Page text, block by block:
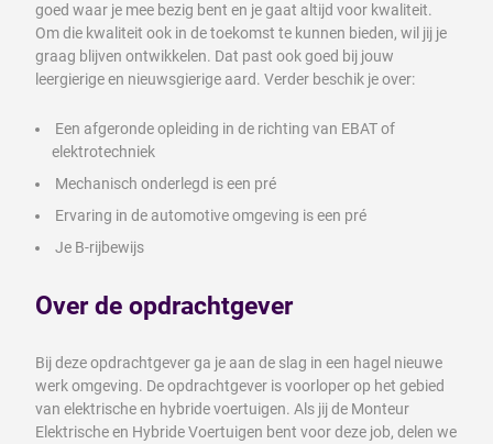
goed waar je mee bezig bent en je gaat altijd voor kwaliteit.
Om die kwaliteit ook in de toekomst te kunnen bieden, wil jij je
graag blijven ontwikkelen. Dat past ook goed bij jouw
leergierige en nieuwsgierige aard. Verder beschik je over:
Een afgeronde opleiding in de richting van EBAT of
elektrotechniek
Mechanisch onderlegd is een pré
Ervaring in de automotive omgeving is een pré
Je B-rijbewijs
Over de opdrachtgever
Bij deze opdrachtgever ga je aan de slag in een hagel nieuwe
werk omgeving. De opdrachtgever is voorloper op het gebied
van elektrische en hybride voertuigen. Als jij de Monteur
Elektrische en Hybride Voertuigen bent voor deze job, delen we